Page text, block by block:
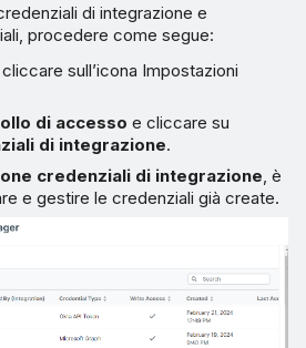
di integrazione e
procedere come segue:
sull’icona Impostazioni
di accesso e cliccare su
di integrazione.
credenziali di integrazione, è
e gestire le credenziali già create.